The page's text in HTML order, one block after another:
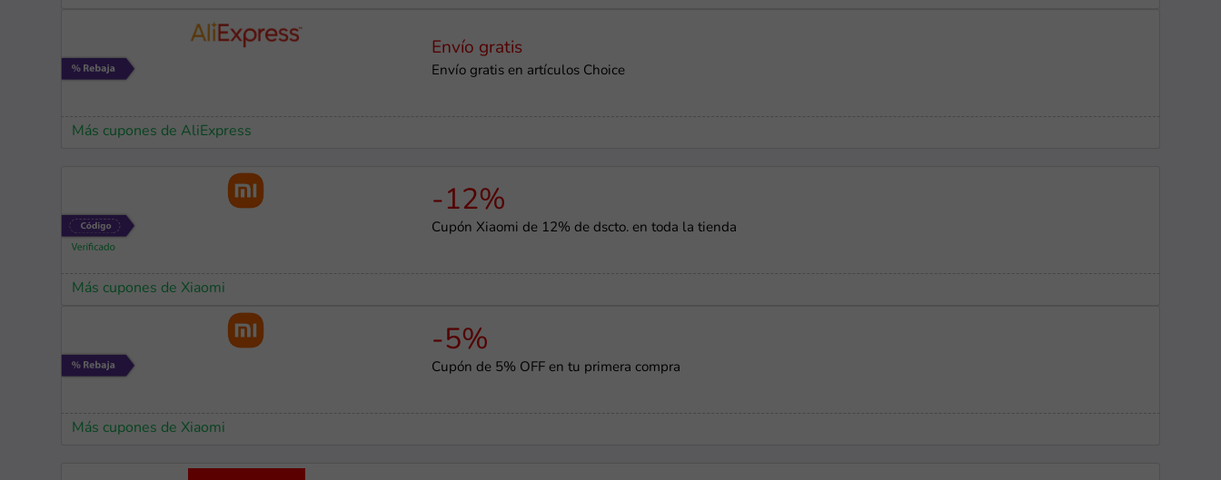
Envío gratis
Envío gratis en artículos Choice
Más cupones de AliExpress
-12%
Cupón Xiaomi de 12% de dscto. en toda la tienda
Más cupones de Xiaomi
-5%
Cupón de 5% OFF en tu primera compra
Más cupones de Xiaomi